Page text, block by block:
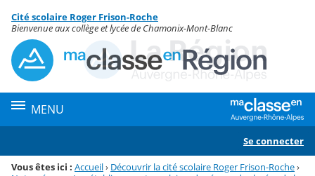
Menu de la rubrique
Contenu
Cité scolaire Roger Frison-Roche
Bienvenue aux collège et lycée de Chamonix-Mont-Blanc
MENU
Se connecter
Vous êtes ici : Accueil› Découvrir la cité scolaire Roger Frison-Roche›